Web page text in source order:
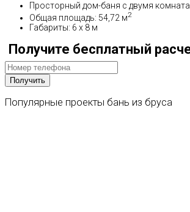
Просторный дом-баня с двумя
Общая площадь: 54,72 м2
Габариты: 6 x 8 м
Получите бесплатный
Популярные проекты бань из бруса